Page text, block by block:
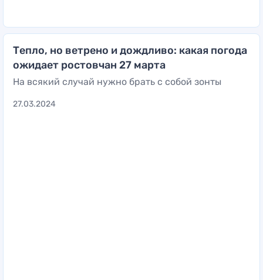
Тепло, но ветрено и дождливо: какая погода
ожидает ростовчан 27 марта
На всякий случай нужно брать с собой зонты
27.03.2024